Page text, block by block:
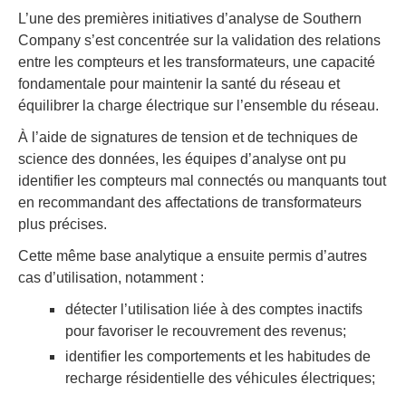
L’une des premières initiatives d’analyse de Southern
Company s’est concentrée sur la validation des relations
entre les compteurs et les transformateurs, une capacité
fondamentale pour maintenir la santé du réseau et
équilibrer la charge électrique sur l’ensemble du réseau.
À l’aide de signatures de tension et de techniques de
science des données, les équipes d’analyse ont pu
identifier les compteurs mal connectés ou manquants tout
en recommandant des affectations de transformateurs
plus précises.
Cette même base analytique a ensuite permis d’autres
cas d’utilisation, notamment :
détecter l’utilisation liée à des comptes inactifs
pour favoriser le recouvrement des revenus;
identifier les comportements et les habitudes de
recharge résidentielle des véhicules électriques;